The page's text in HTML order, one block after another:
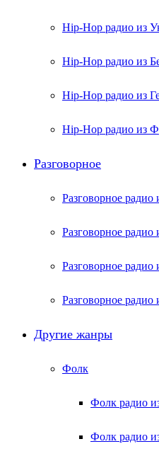
Hip-Hop радио из
Hip-Hop радио из
Hip-Hop радио из
Hip-Hop радио из
Разговорное
Разговорное радио
Разговорное
Разговорное радио
Разговорное
Другие жанры
Фолк
Фолк радио
Фолк радио